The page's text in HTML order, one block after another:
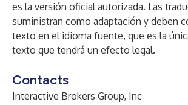
es la versión oficial autorizada. Las
suministran como adaptación y deben
texto en el idioma fuente, que es la
texto que tendrá un efecto legal.
Contacts
Interactive Brokers Group, Inc